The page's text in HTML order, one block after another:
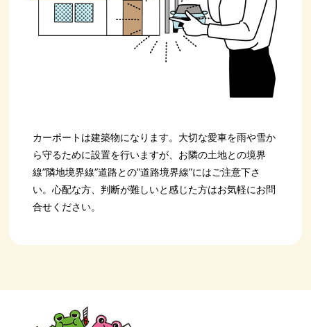
カーポートは建築物になります。大切な愛車を雨や雪か
ら守るために設置を行いますが、お隣の土地との境界
線”隣地境界線”道路との”道路境界線”にはご注意下さ
い。心配な方、判断が難しいと感じた方はお気軽にお問
合せください。